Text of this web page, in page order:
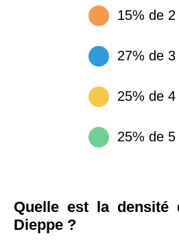
15% de 2
27% de 3
25% de 4
25% de 5
Quelle est la densité
Dieppe ?